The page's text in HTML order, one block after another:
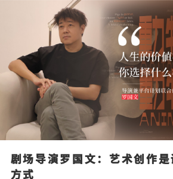
剧场导演罗国文：艺术创作
方式